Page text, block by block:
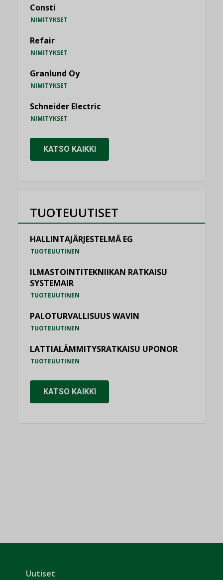
Consti
NIMITYKSET
Refair
NIMITYKSET
Granlund Oy
NIMITYKSET
Schneider Electric
NIMITYKSET
KATSO KAIKKI
TUOTEUUTISET
HALLINTAJÄRJESTELMÄ EG
TUOTEUUTINEN
ILMASTOINTITEKNIIKAN RATKAISU
SYSTEMAIR
TUOTEUUTINEN
PALOTURVALLISUUS WAVIN
TUOTEUUTINEN
LATTIALÄMMITYSRATKAISU UPONOR
TUOTEUUTINEN
KATSO KAIKKI
Uutiset